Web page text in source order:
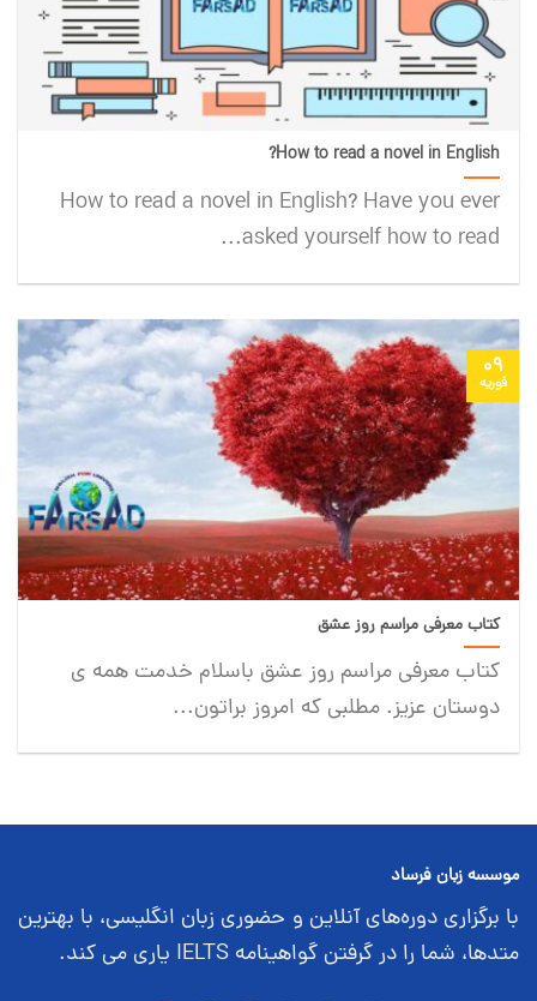
How to read a novel in English?
How to read a novel in English? Have you ever
asked yourself how to read...
کتاب معرفی مراسم روز عشق
کتاب معرفی مراسم روز عشق باسلام خدمت همه ی
دوستان عزیز. مطلبی که امروز براتون...
09
فوریه
موسسه زبان فرساد
با برگزاری دوره‌های آنلاین و حضوری زبان انگلیسی، با بهترین
متدها، شما را در گرفتن گواهینامه IELTS یاری می کند.